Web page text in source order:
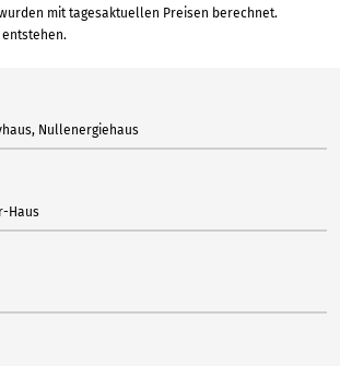
mit tagesaktuellen Preisen berechnet.
Nullenergiehaus
Haus